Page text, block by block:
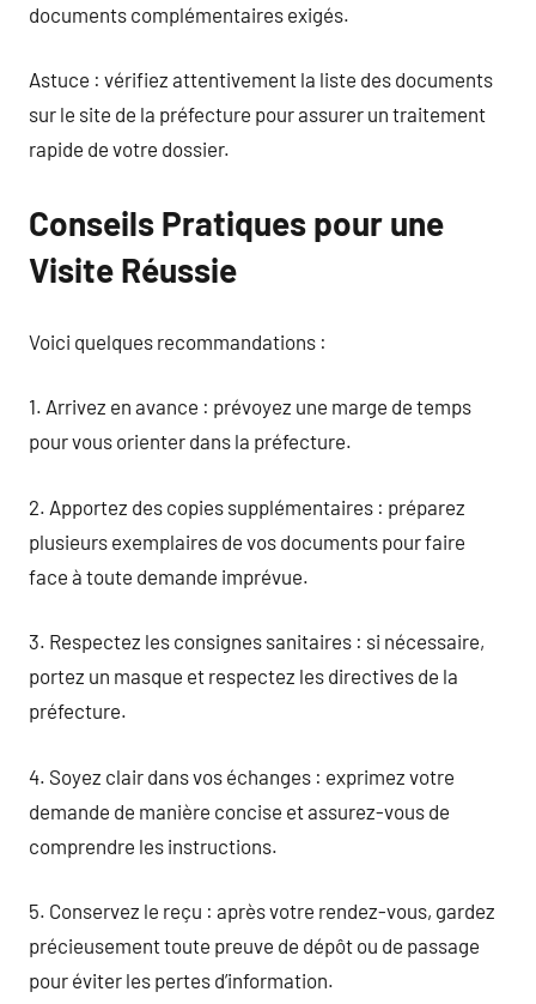
documents complémentaires exigés.
Astuce : vérifiez attentivement la liste des documents
sur le site de la préfecture pour assurer un traitement
rapide de votre dossier.
Conseils Pratiques pour une
Visite Réussie
Voici quelques recommandations :
1. Arrivez en avance : prévoyez une marge de temps
pour vous orienter dans la préfecture.
2. Apportez des copies supplémentaires : préparez
plusieurs exemplaires de vos documents pour faire
face à toute demande imprévue.
3. Respectez les consignes sanitaires : si nécessaire,
portez un masque et respectez les directives de la
préfecture.
4. Soyez clair dans vos échanges : exprimez votre
demande de manière concise et assurez-vous de
comprendre les instructions.
5. Conservez le reçu : après votre rendez-vous, gardez
précieusement toute preuve de dépôt ou de passage
pour éviter les pertes d’information.